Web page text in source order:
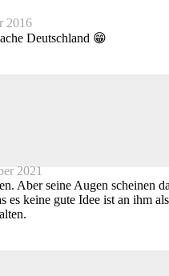
2016
Deutschland 😁
2021
Aber seine Augen scheinen
es keine gute Idee ist an ihm als